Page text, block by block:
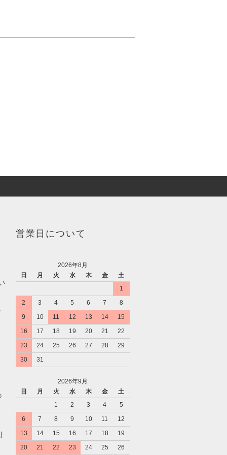
営業日について
2026年8月
日
月 火 水 木 金
土
1
2
3 4 5 6 7
8
9
10 11 12 13 14
15
16
17 18 19 20 21
22
23
24 25 26 27 28
29
30
31
2026年9月
日
月 火 水 木 金
土
1
2 3 4
5
6
7 8 9 10 11
12
13
14 15 16 17 18
19
20
21 22 23 24 25 26